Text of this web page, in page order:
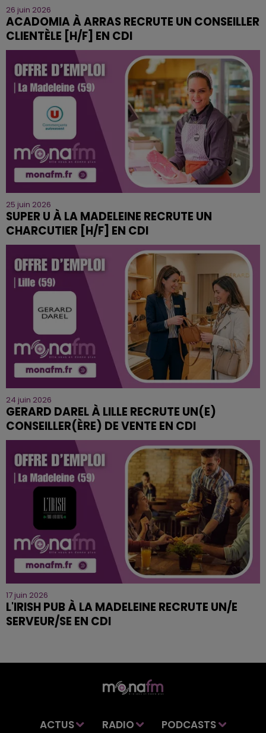
26 juin 2026
ACADOMIA À ARRAS RECRUTE UN CONSEILLER
CLIENTÈLE [H/F] EN CDI
25 juin 2026
SUPER U À LA MADELEINE RECRUTE UN
CHARCUTIER [H/F] EN CDI
24 juin 2026
GERARD DAREL À LILLE RECRUTE UN(E)
CONSEILLER(ÈRE) DE VENTE EN CDI
17 juin 2026
L'IRISH PUB À LA MADELEINE RECRUTE UN/E
SERVEUR/SE EN CDI
ACTUS RADIO PODCASTS